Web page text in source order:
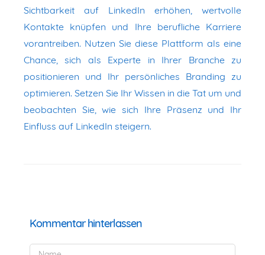
Sichtbarkeit auf LinkedIn erhöhen, wertvolle
Kontakte knüpfen und Ihre berufliche Karriere
vorantreiben. Nutzen Sie diese Plattform als eine
Chance, sich als Experte in Ihrer Branche zu
positionieren und Ihr persönliches Branding zu
optimieren. Setzen Sie Ihr Wissen in die Tat um und
beobachten Sie, wie sich Ihre Präsenz und Ihr
Einfluss auf LinkedIn steigern.
Kommentar hinterlassen